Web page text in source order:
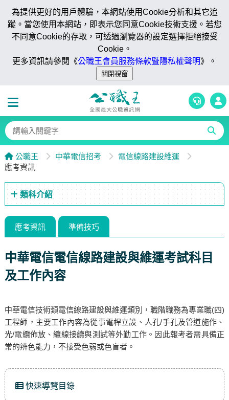
為提供更好的用戶體驗，本網站使用Cookie分析和其它追
蹤。當您使用本網站，即表示您同意Cookie技術支援。若您
不同意Cookie的存取，可透過瀏覽器的設定選擇拒絕接受
Cookie。
更多資訊請參閱《公職王會員服務條款暨隱私權聲明》。
公職王 中華電信招考
電信線路建設維運
應考資訊
類科介紹
應考資訊 準備技巧
中華電信電信線路建設與維運考試科目
及工作內容
中華電信技術類電信線路建設與維運類別，職階職務為專業職(四)
工程師，主要工作內容為從事電桿立設、人孔/手孔及管道施作、
光/電纜佈放、纜線接續與測試等外勤工作。因此報考者需具備正
常的辨色能力，不接受色弱或色盲者。
快速導覽目錄